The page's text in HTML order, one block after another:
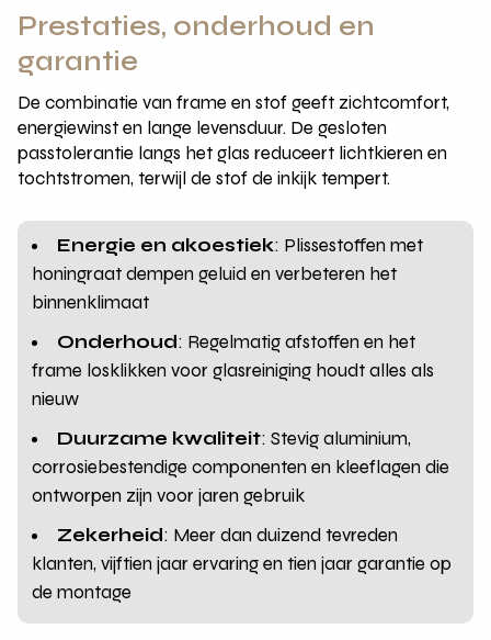
Prestaties, onderhoud en
garantie
De combinatie van frame en stof geeft zichtcomfort,
energiewinst en lange levensduur. De gesloten
passtolerantie langs het glas reduceert lichtkieren en
tochtstromen, terwijl de stof de inkijk tempert.
Energie en akoestiek: Plissestoffen met
honingraat dempen geluid en verbeteren het
binnenklimaat
Onderhoud: Regelmatig afstoffen en het
frame losklikken voor glasreiniging houdt alles als
nieuw
Duurzame kwaliteit: Stevig aluminium,
corrosiebestendige componenten en kleeflagen die
ontworpen zijn voor jaren gebruik
Zekerheid: Meer dan duizend tevreden
klanten, vijftien jaar ervaring en tien jaar garantie op
de montage